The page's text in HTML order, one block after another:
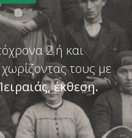
2 ή και
τους με
έκθεση.